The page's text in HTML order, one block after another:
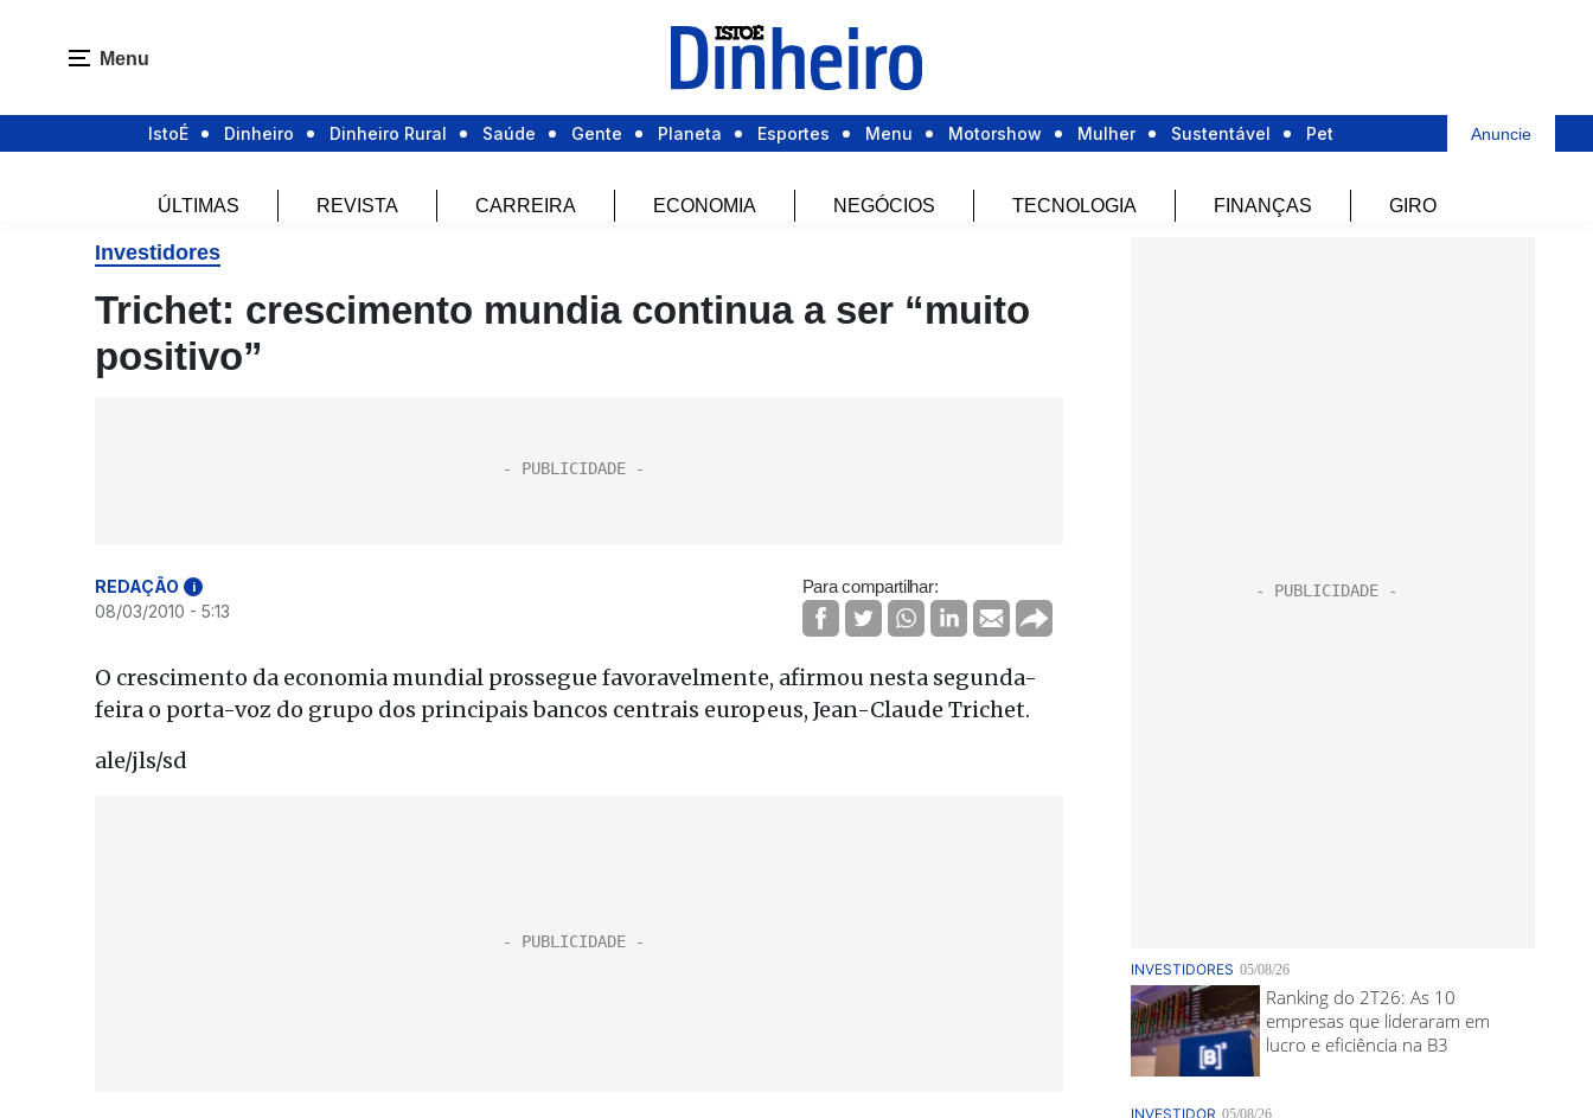
Menu
IstoÉ Dinheiro Dinheiro Rural Saúde Gente Planeta Esportes Menu Motorshow Mulher Sustentável Pet Anuncie
ÚLTIMAS REVISTA CARREIRA ECONOMIA NEGÓCIOS TECNOLOGIA FINANÇAS GIRO
Investidores
Trichet: crescimento mundia continua a ser “muito
positivo”
REDAÇÃO i
08/03/2010 - 5:13
Para compartilhar:
O crescimento da economia mundial prossegue favoravelmente, afirmou nesta segunda-
feira o porta-voz do grupo dos principais bancos centrais europeus, Jean-Claude Trichet.
ale/jls/sd